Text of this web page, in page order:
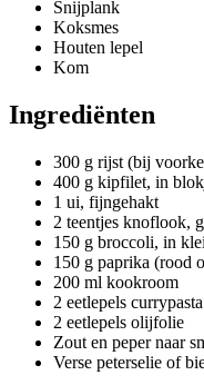
Snijplank
Koksmes
Houten lepel
Kom
Ingrediënten
300 g rijst (bij
400 g kipfilet, in
1 ui, fijngehakt
2 teentjes knoflook,
150 g broccoli, in
150 g paprika (rood
200 ml kookroom
2 eetlepels
2 eetlepels olijfolie
Zout en peper naar
Verse peterselie of